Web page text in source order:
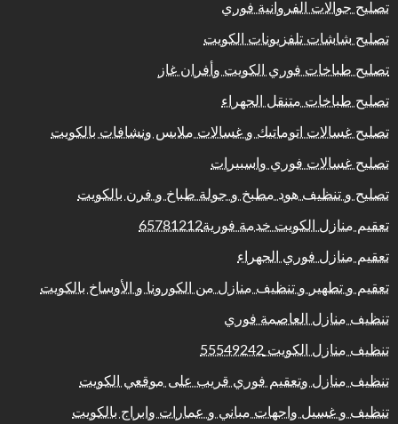
تصليح جوالات الفروانية فوري
تصليح شاشات تلفزيونات الكويت
تصليح طباخات فوري الكويت وأفران غاز
تصليح طباخات متنقل الجهراء
تصليح غسالات اتوماتيك و غسالات ملابس ونشافات بالكويت
تصليح غسالات فوري واسبيرات
تصليح و تنظيف هود مطبخ و جولة طباخ و فرن بالكويت
تعقيم منازل الكويت خدمة فورية65781212
تعقيم منازل فوري الجهراء
تعقيم و تطهير و تنظيف منازل من الكورونا و الأوساخ بالكويت
تنظيف منازل العاصمة فوري
تنظيف منازل الكويت 55549242
تنظيف منازل وتعقيم فوري قريب على موقعي الكويت
تنظيف و غسيل واجهات مباني و عمارات وابراج بالكويت